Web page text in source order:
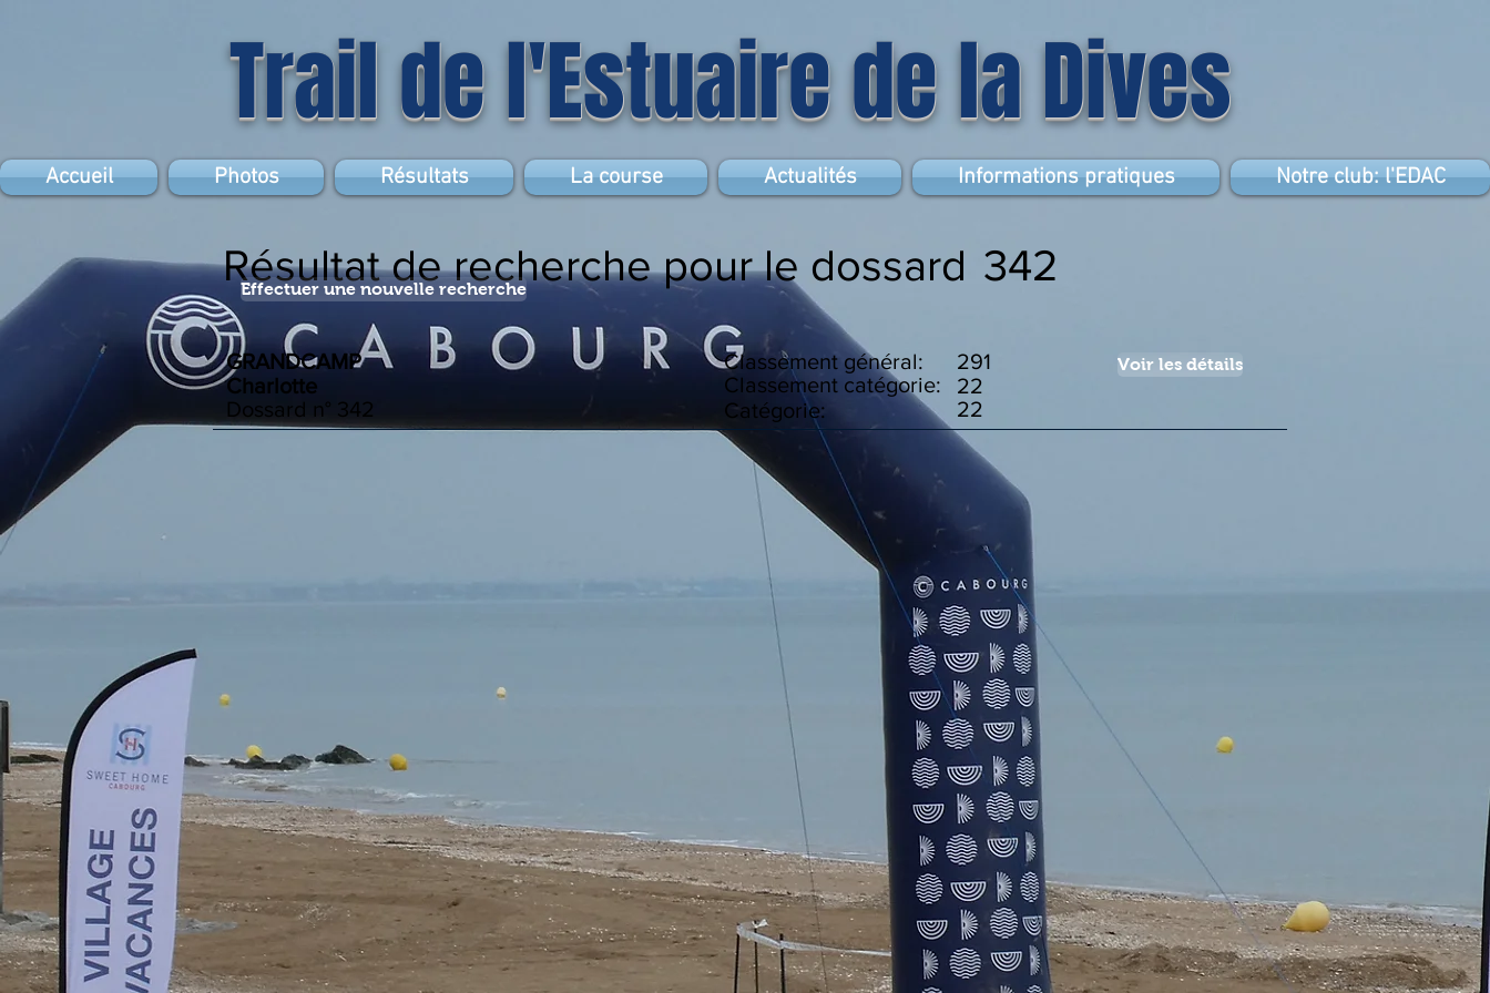
Trail de l'Estuaire de la Dives
Accueil Photos Résultats La course Actualités Informations pratiques Notre club: l'EDAC
Résultat de recherche pour le dossard 342
GRANDCAMP
Dossard n°
Charlotte
342
Catégorie:
Classement général:
291
Classement catégorie:
22
22
Voir les détails
Effectuer une nouvelle recherche